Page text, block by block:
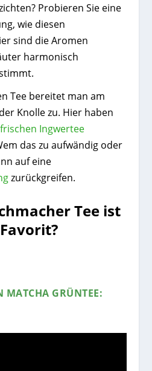
Probieren Sie eine
wie diesen
sind die Aromen
harmonisch
Tee bereitet man am
Knolle zu. Hier haben
Ingwertee
das zu aufwändig oder
auf eine
zurückgreifen.
Tee ist
MATCHA GRÜNTEE: